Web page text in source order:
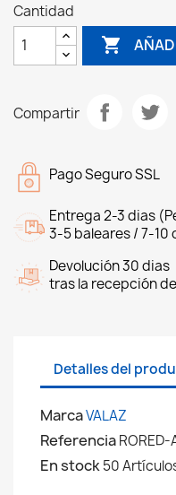
Cantidad

Compartir
Pago Seguro SSL
Entrega 2-3 dias
3-5 baleares / 7-10
Devolución 30 dias
tras la recepción
Detalles del
MarcaVALAZ
ReferenciaRORED-
En stock50